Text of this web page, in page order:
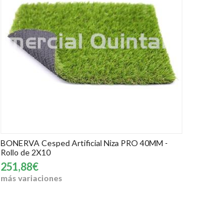
BONERVA Cesped Artificial Niza PRO 40MM -
Rollo de 2X10
251,88€
más variaciones